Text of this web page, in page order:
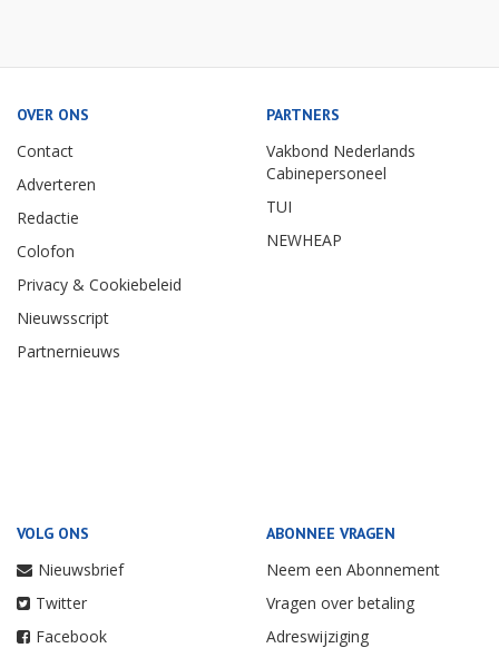
OVER ONS
Contact
Adverteren
Redactie
Colofon
Privacy & Cookiebeleid
Nieuwsscript
Partnernieuws
PARTNERS
Vakbond Nederlands
Cabinepersoneel
TUI
NEWHEAP
VOLG ONS
Nieuwsbrief
Twitter
Facebook
ABONNEE VRAGEN
Neem een Abonnement
Vragen over betaling
Adreswijziging